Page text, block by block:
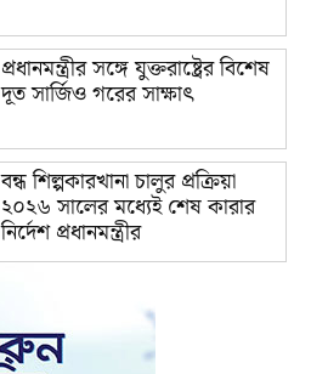
প্রধানমন্ত্রীর সঙ্গে যুক্তরাষ্ট্রের বিশেষ
দূত সার্জিও গরের সাক্ষাৎ
বন্ধ শিল্পকারখানা চালুর প্রক্রিয়া
২০২৬ সালের মধ্যেই শেষ কারার
নির্দেশ প্রধানমন্ত্রীর